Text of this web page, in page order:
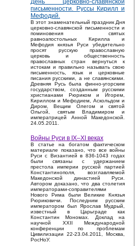
День церковно-славянской
письменности. Руссы Кирилл и
Мефодий.
В этот знаменательный праздник Дня
церковно-славянской письменности и
поминовения святых
равноапостольных Кирилла и
Мефодия князья Руси убедительно
просят русскую православную
церковь и общественность
православных стран вернуться к
истокам и правильно называть свою
письменность, язык и церковные
писания русскими, а не славянскими.
Древняя Русь была финно-угорским
государством, созданным русскими
христианами Рюриком и Игорем,
Кириллом и Мефодием, Аскольдом и
Диром, Вещим Олегом и святой
Ольгой, святым Владимиром и
императрицей Анной Македонской.
24.05.2011.
Войны Руси в IX–XI веках
В статье на богатом фактическом
материале показано, что все войны
Руси с Византией в 836-1043 годах
были связаны с удержанием
престола империи русской партией
Константинополя, возглавляемой
Македонской династией Руси.
Автором доказано, что два столетия
императорами-соправителями
Нового Рима были Великие Князья
Рюриковичи. Последним русским
императором был Ярослав Мудрый,
известный в Царьграде как
Константин Мономах. Доклад на
научной XXII Международной
конференции по проблемам
Цивилизации 22-23.04.2011, Москва,
РосНоУ.